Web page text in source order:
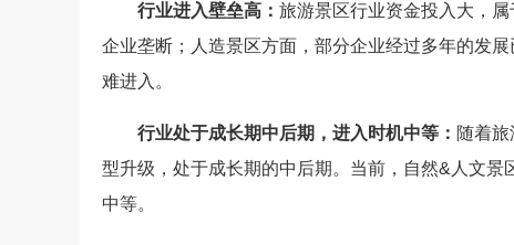
行业进入壁垒高： 旅游景区行业资金投入大，
企业垄断；人造景区方面，部分企业经过多年的发
难进入。
行业处于成长期中后期，进入时机中等： 随着
型升级，处于成长期的中后期。当前，自然&人文
中等。